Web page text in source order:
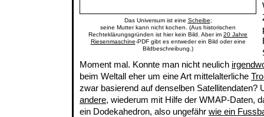
Das Universum ist eine Scheibe;
seine Mutter kann nicht kochen. (Aus historischen
Rechteklärungsgründen ist hier kein Bild. Aber im 20 Jahre
Riesenmaschine-PDF gibt es entweder ein Bild oder eine
Bildbeschreibung.)
Moment mal. Konnte man nicht neulich
beim Weltall eher um eine Art mittelalterliche
zwar basierend auf denselben Satellitendaten?
andere, wiederum mit Hilfe der WMAP-Daten,
ein Dodekahedron, also ungefähr wie ein